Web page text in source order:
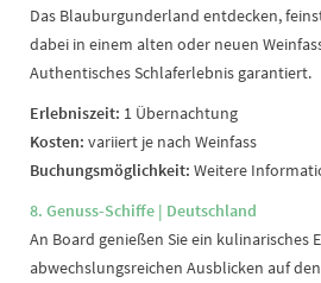
Das Blauburgunderland entdecken,
dabei in einem alten oder neuen
Authentisches Schlaferlebnis garantiert.
Erlebniszeit: 1 Übernachtung
Kosten: variiert je nach Weinfass
Buchungsmöglichkeit: Weitere
8. Genuss-Schiffe | Deutschland
An Board genießen Sie ein kulinarisches
abwechslungsreichen Ausblicken auf